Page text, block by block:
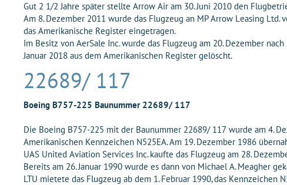
Gut 2 1/2 Jahre später stellte Arrow Air am 30. Juni 2010 den
Am 8. Dezember 2011 wurde das Flugzeug an MP Arrow Leasing
das Amerikanische Register eingetragen.
Im Besitz von AerSale Inc. wurde das Flugzeug am 20. Dezember
Januar 2018 aus dem Amerikanischen Register gelöscht.
22689/ 117
Boeing B757-225 Baunummer 22689/ 117
Die Boeing B757-225 mit der Baunummer 22689/ 117 wurde am 4.
Amerikanischen Kennzeichen N525EA. Am 19. Dezember 1986
UAS United Aviation Services Inc. kaufte das Flugzeug am 28.
Bereits am 26. Januar 1990 wurde es dann von Michael A. Meagher
LTU mietete das Flugzeug ab dem 1. Februar 1990, das Kennzeichen